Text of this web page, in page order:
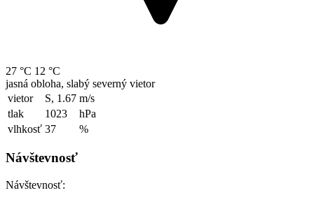
27 °C 12 °C
jasná obloha, slabý severný vietor
vietor
S, 1.67 m/s
tlak
1023
hPa
vlhkosť 37 %
Návštevnosť
Návštevnosť: